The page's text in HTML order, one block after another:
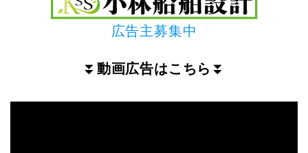
広告主募集中
⏬ 動画広告はこちら ⏬